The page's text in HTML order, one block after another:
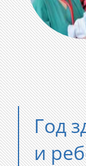
Год
и